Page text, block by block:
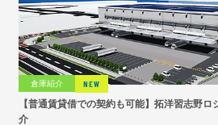
倉庫紹介 NEW
【普通賃貸借での契約も可能】拓洋習志野
介